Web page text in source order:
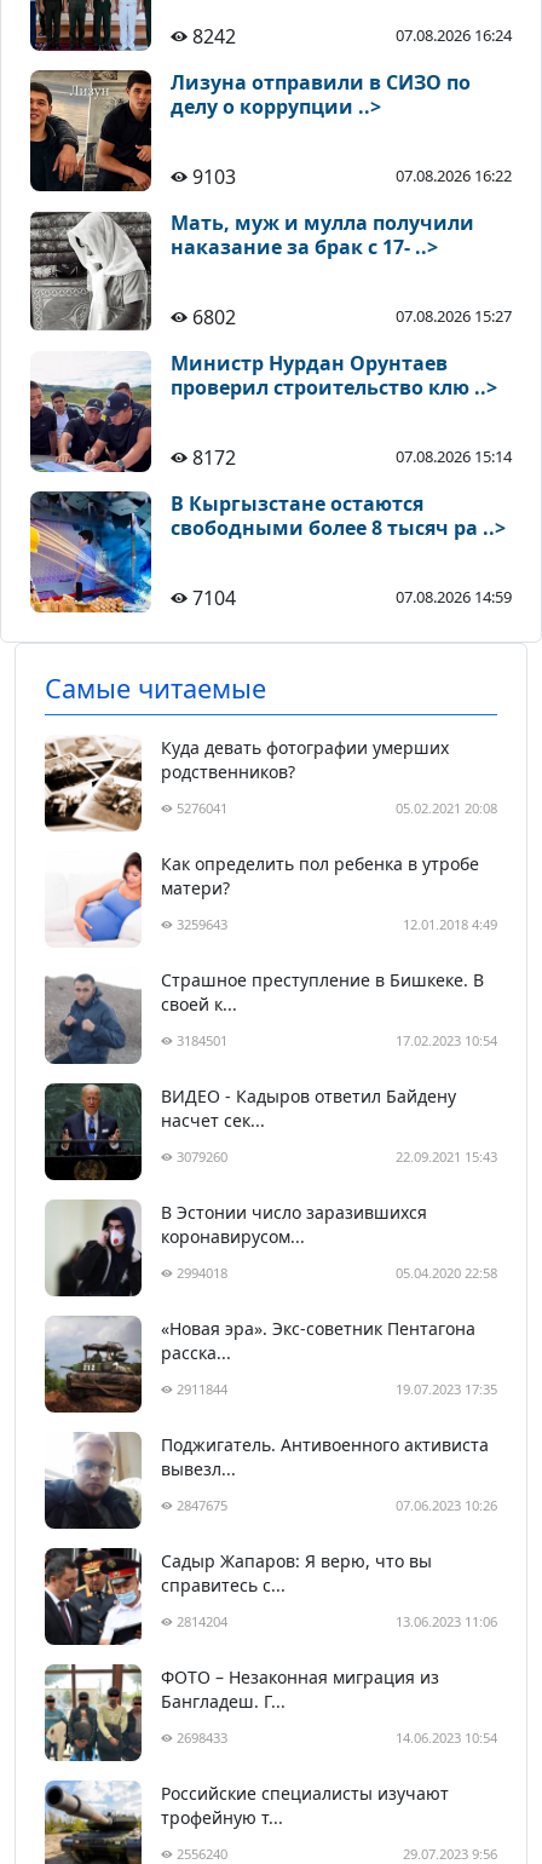
8242 07.08.2026 16:24
Лизуна отправили в СИЗО по
делу о коррупции ..>
9103 07.08.2026 16:22
Мать, муж и мулла получили
наказание за брак с 17- ..>
6802 07.08.2026 15:27
Министр Нурдан Орунтаев
проверил строительство клю ..>
8172 07.08.2026 15:14
В Кыргызстане остаются
свободными более 8 тысяч ра ..>
7104 07.08.2026 14:59
Самые читаемые
Куда девать фотографии умерших
родственников?
5276041 05.02.2021 20:08
Как определить пол ребенка в утробе
матери?
3259643 12.01.2018 4:49
Страшное преступление в Бишкеке. В
своей к...
3184501 17.02.2023 10:54
ВИДЕО - Кадыров ответил Байдену
насчет сек...
3079260 22.09.2021 15:43
В Эстонии число заразившихся
коронавирусом...
2994018 05.04.2020 22:58
«Новая эра». Экс-советник Пентагона
расска...
2911844 19.07.2023 17:35
Поджигатель. Антивоенного активиста
вывезл...
2847675 07.06.2023 10:26
Садыр Жапаров: Я верю, что вы
справитесь с...
2814204 13.06.2023 11:06
ФОТО – Незаконная миграция из
Бангладеш. Г...
2698433 14.06.2023 10:54
Российские специалисты изучают
трофейную т...
2556240 29.07.2023 9:56